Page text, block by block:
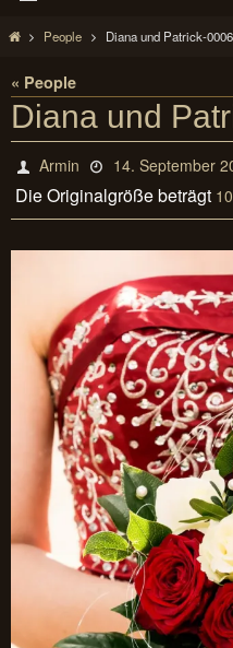
StartPeople Diana und Patrick-0006
« People
Diana und
Armin 14. September
Die Originalgröße beträgt